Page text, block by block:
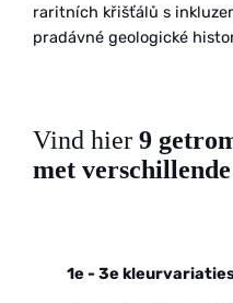
raritních křišťálů s
pradávné geologické
Vind hier9
met
1e - 3e